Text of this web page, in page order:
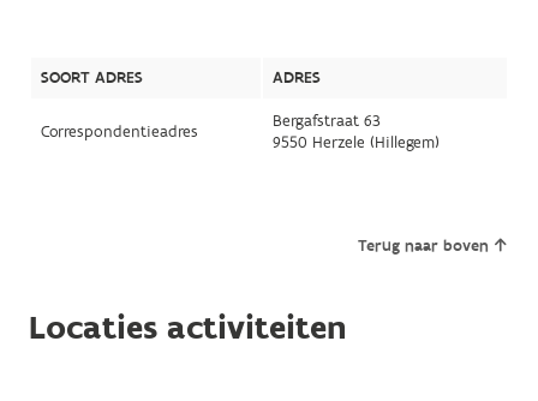
SOORT ADRES ADRES
Correspondentieadres
Bergafstraat 63
9550 Herzele (Hillegem)
Terug naar boven
Locaties activiteiten